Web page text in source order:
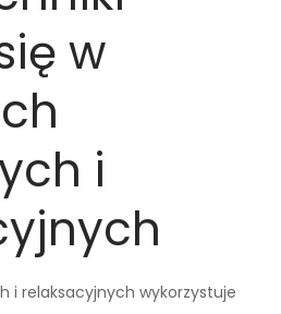
w
i
i relaksacyjnych wykorzystuje